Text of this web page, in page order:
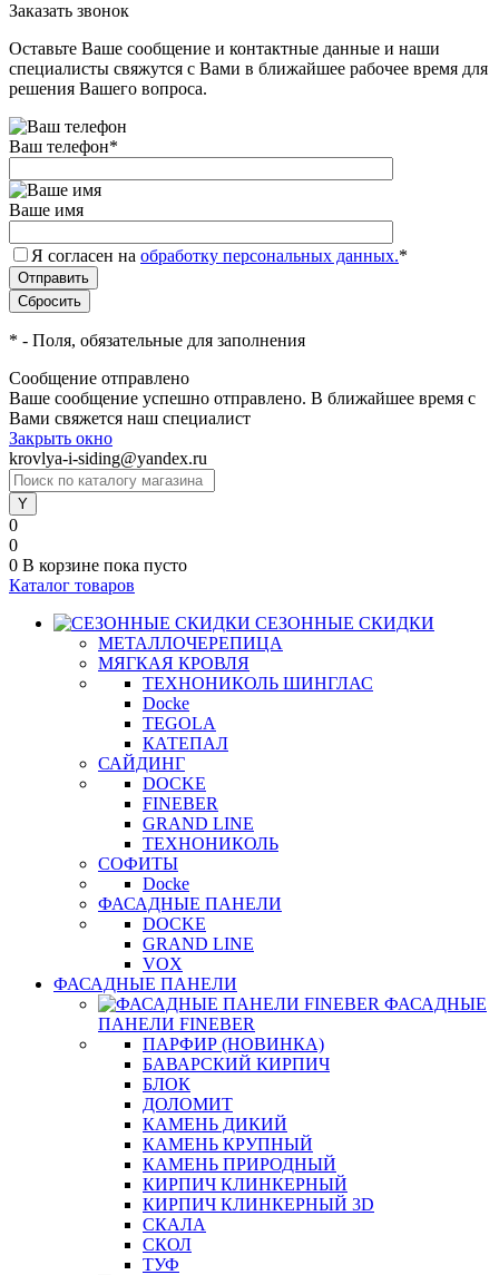
Заказать звонок
Оставьте Ваше сообщение и контактные данные и наши
специалисты свяжутся с Вами в ближайшее рабочее время для
решения Вашего вопроса.
Ваш телефон*
Ваше имя
Я согласен на обработку персональных данных.*
* - Поля, обязательные для заполнения
Сообщение отправлено
Ваше сообщение успешно отправлено. В ближайшее время с
Вами свяжется наш специалист
Закрыть окно
krovlya-i-siding@yandex.ru
0
0
0 В корзине пока пусто
Каталог товаров
СЕЗОННЫЕ СКИДКИ
МЕТАЛЛОЧЕРЕПИЦА
МЯГКАЯ КРОВЛЯ
ТЕХНОНИКОЛЬ ШИНГЛАС
Docke
TEGOLA
КАТЕПАЛ
САЙДИНГ
DOCKE
FINEBER
GRAND LINE
ТЕХНОНИКОЛЬ
СОФИТЫ
Docke
ФАСАДНЫЕ ПАНЕЛИ
DOCKE
GRAND LINE
VOX
ФАСАДНЫЕ ПАНЕЛИ
ФАСАДНЫЕ
ПАНЕЛИ FINEBER
ПАРФИР (НОВИНКА)
БАВАРСКИЙ КИРПИЧ
БЛОК
ДОЛОМИТ
КАМЕНЬ ДИКИЙ
КАМЕНЬ КРУПНЫЙ
КАМЕНЬ ПРИРОДНЫЙ
КИРПИЧ КЛИНКЕРНЫЙ
КИРПИЧ КЛИНКЕРНЫЙ 3D
СКАЛА
СКОЛ
ТУФ